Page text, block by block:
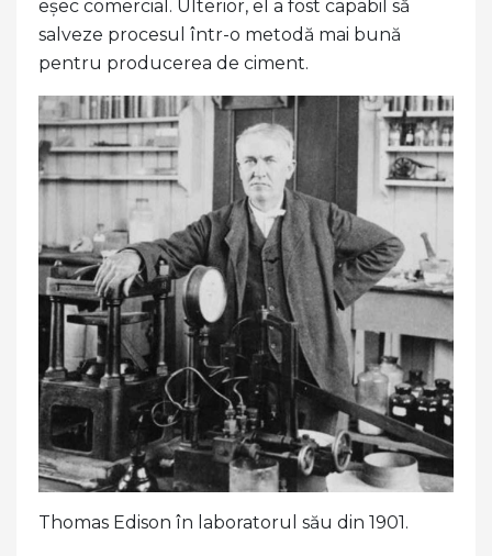
eșec comercial. Ulterior, el a fost capabil să
salveze procesul într-o metodă mai bună
pentru producerea de ciment.
Thomas Edison în laboratorul său din 1901.